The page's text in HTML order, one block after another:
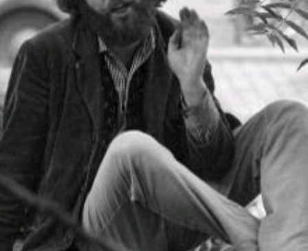
In
Lightbox
öffnen